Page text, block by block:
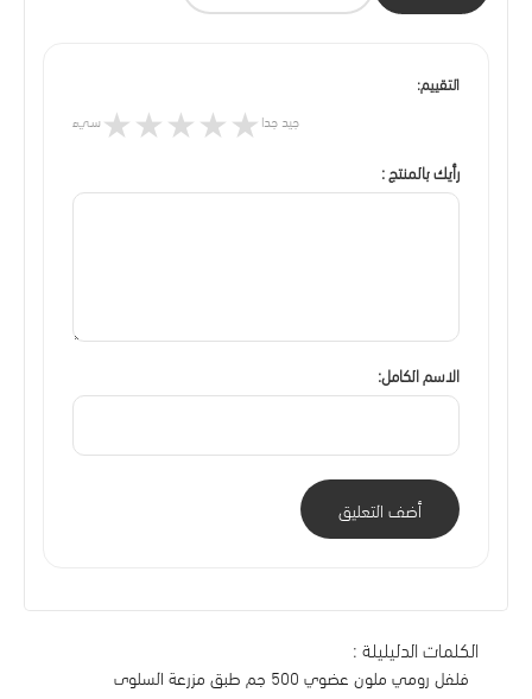
التقييم:
سيء ★★★★★ جيد جدا
رأيك بالمنتج :
الاسم الكامل:
أضف التعليق
الكلمات الدليليلة :
فلفل رومي ملون عضوي 500 جم طبق مزرعة السلوى